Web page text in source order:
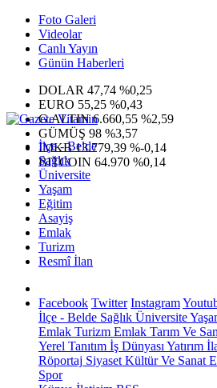
Foto Galeri
Videolar
Canlı Yayın
Günün Haberleri
DOLAR 47,74 %0,25
EURO 55,25 %0,43
G.ALTIN6.660,55 %2,59
GÜMÜŞ 98 %3,57
IMKB13.779,39 %-0,14
BITCOIN 64.970 %0,14
İlçe - Belde
Sağlık
Üniversite
Yaşam
Eğitim
Asayiş
Emlak
Turizm
Resmî İlan
Facebook Twitter Instagram
İlçe - Belde Sağlık Üniversite
Emlak Turizm Emlak Tarım Ve
Yerel Tanıtım İş Dünyası Yatırım
Röportaj Siyaset Kültür Ve Sanat
Spor